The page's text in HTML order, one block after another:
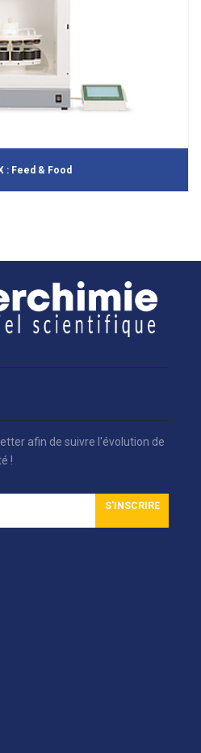
: Feed & Food
afin de suivre l'évolution de
!
S'INSCRIRE